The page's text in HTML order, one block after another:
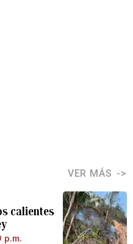
VER MÁS
calientes
p.m.